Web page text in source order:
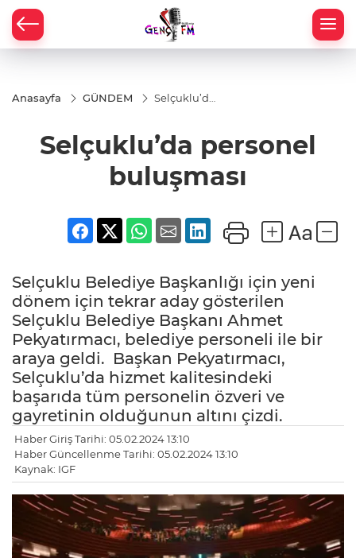
Anasayfa GÜNDEM
Selçuklu’da
Selçuklu’da personel
buluşması
Selçuklu Belediye Başkanlığı için yeni
dönem için tekrar aday gösterilen
Selçuklu Belediye Başkanı Ahmet
Pekyatırmacı, belediye personeli ile bir
araya geldi. Başkan Pekyatırmacı,
Selçuklu’da hizmet kalitesindeki
başarıda tüm personelin özveri ve
gayretinin olduğunun altını çizdi.
Haber Giriş Tarihi: 05.02.2024 13:10
Haber Güncellenme Tarihi: 05.02.2024 13:10
Kaynak: IGF